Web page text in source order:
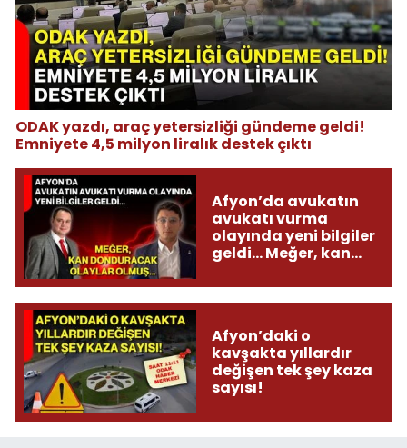
ODAK yazdı, araç yetersizliği gündeme geldi!
Emniyete 4,5 milyon liralık destek çıktı
Afyon’da avukatın
avukatı vurma
olayında yeni bilgiler
geldi... Meğer, kan
olmuş...
Afyon’daki o
kavşakta yıllardır
değişen tek şey kaza
sayısı!